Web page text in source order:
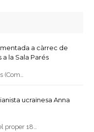
a càrrec de
a la Sala Parés
(Com…
ucraïnesa Anna
proper 18…